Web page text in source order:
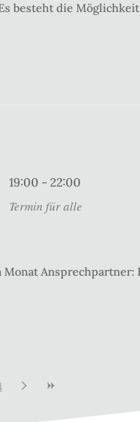
besteht die
19:00 - 22:00
Termin für alle
Ansprechpartner: